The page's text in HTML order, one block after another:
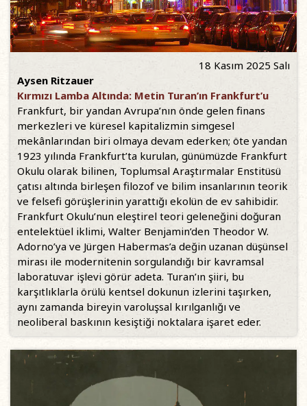
18 Kasım 2025 Salı
Aysen Ritzauer
Kırmızı Lamba Altında: Metin Turan’ın Frankfurt’u
Frankfurt, bir yandan Avrupa’nın önde gelen finans
merkezleri ve küresel kapitalizmin simgesel
mekânlarından biri olmaya devam ederken; öte yandan
1923 yılında Frankfurt’ta kurulan, günümüzde Frankfurt
Okulu olarak bilinen, Toplumsal Araştırmalar Enstitüsü
çatısı altında birleşen filozof ve bilim insanlarının teorik
ve felsefi görüşlerinin yarattığı ekolün de ev sahibidir.
Frankfurt Okulu’nun eleştirel teori geleneğini doğuran
entelektüel iklimi, Walter Benjamin’den Theodor W.
Adorno’ya ve Jürgen Habermas’a değin uzanan düşünsel
mirası ile modernitenin sorgulandığı bir kavramsal
laboratuvar işlevi görür adeta. Turan’ın şiiri, bu
karşıtlıklarla örülü kentsel dokunun izlerini taşırken,
aynı zamanda bireyin varoluşsal kırılganlığı ve
neoliberal baskının kesiştiği noktalara işaret eder.